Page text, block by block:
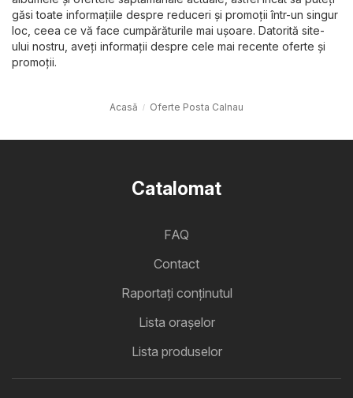
găsi toate informațiile despre reduceri și promoții într-un singur
loc, ceea ce vă face cumpărăturile mai ușoare. Datorită site-
ului nostru, aveți informații despre cele mai recente oferte și
promoții.
Acasă Oferte Posta Calnau
Catalomat
FAQ
Contact
Raportați conținutul
Lista oraşelor
Lista produselor